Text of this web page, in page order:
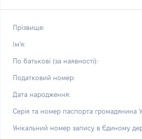
Прізвище:
Ім'я:
По батькові (за наявності):
Податковий номер:
Дата народження:
Серія та номер паспорта громадянина
Унікальний номер запису в Єдиному